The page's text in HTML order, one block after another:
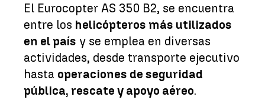
El Eurocopter AS 350 B2, se encuentra
entre los helicópteros más utilizados
en el país y se emplea en diversas
actividades, desde transporte ejecutivo
hasta operaciones de seguridad
pública, rescate y apoyo aéreo.